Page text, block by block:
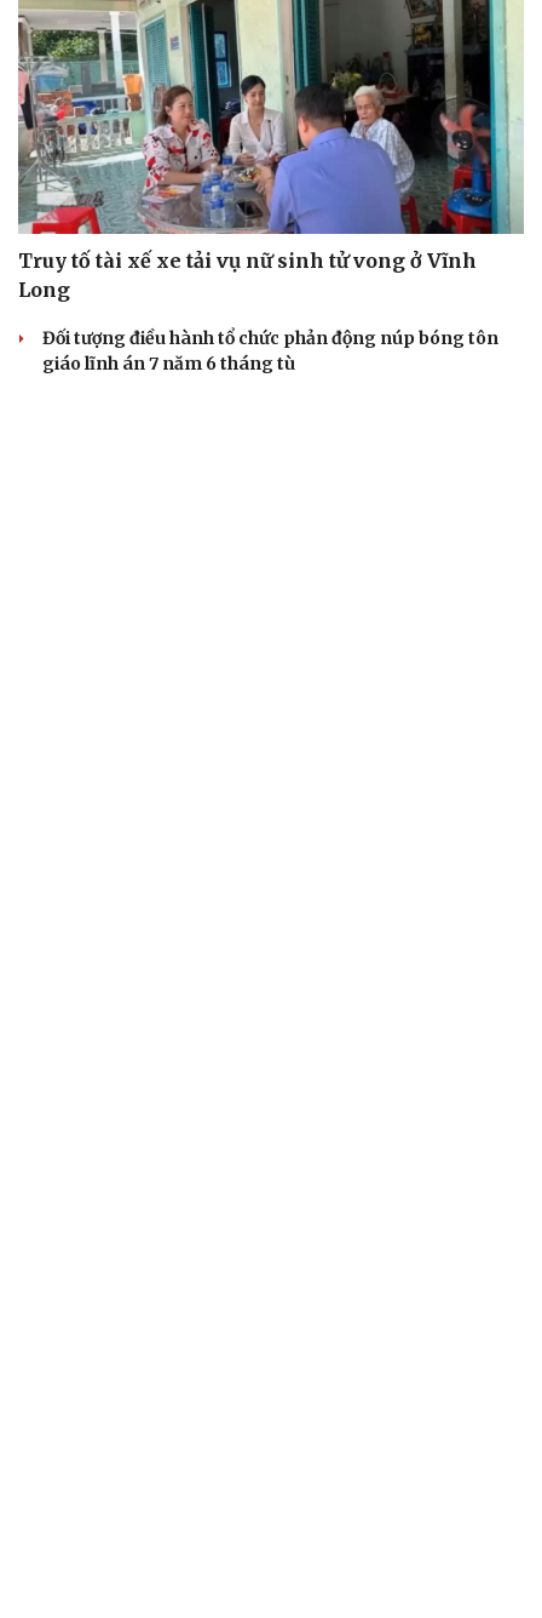
Truy tố tài xế xe tải vụ nữ sinh tử vong ở Vĩnh
Long
Đối tượng điều hành tổ chức phản động núp bóng tôn
giáo lĩnh án 7 năm 6 tháng tù